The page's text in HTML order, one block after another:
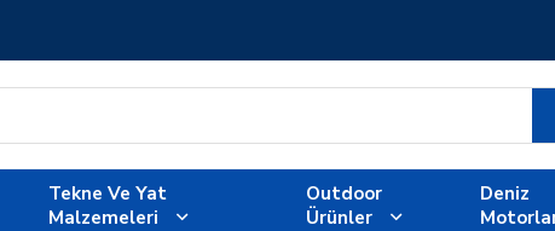
Tekne Ve Yat
Malzemeleri
Outdoor
Ürünler
Deniz